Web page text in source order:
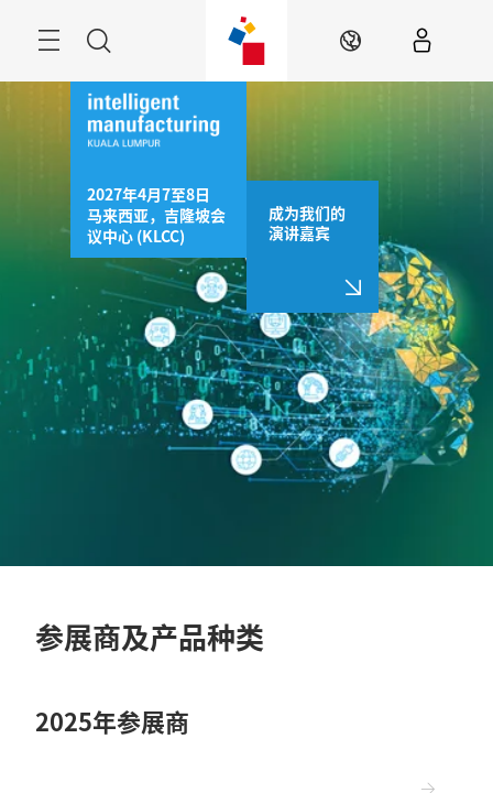
菜
索
ZH
2027年4月7至8日
马来西亚，吉隆坡会
议中心 (KLCC)
成为我们的
演讲嘉宾
参展商及产品种类
2025年参展商